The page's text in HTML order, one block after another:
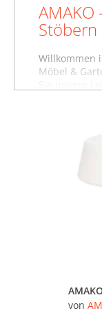
AMAKO
Willkommen
Möbel &
Sie unsere
Leitern.
AMAKO?
mit
Hilfe der
ansehen
sowie nach
Lassen Sie
von